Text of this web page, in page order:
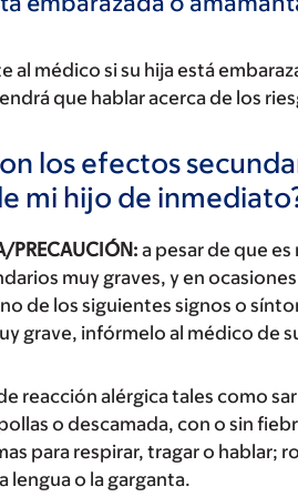
al médico si su hija está
que hablar acerca de los
los efectos
mi hijo de
PRECAUCIÓN:a pesar de que
muy graves, y en
de los siguientes signos o
grave, infórmelo al médico de
reacción alérgica tales como
o descamada, con o sin
para respirar, tragar o hablar;
lengua o la garganta.